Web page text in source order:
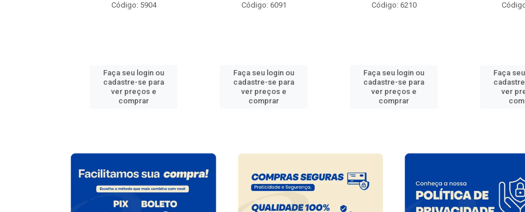
Código: 5904
Faça seu login ou
cadastre-se para
ver preços e
comprar
Código: 6091
Faça seu login ou
cadastre-se para
ver preços e
comprar
Código: 6210
Faça seu login ou
cadastre-se para
ver preços e
comprar
Faça
ver